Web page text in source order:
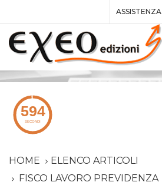
ASSISTENZA
HOME
ELENCO ARTICOLI
FISCO LAVORO PREVIDENZA